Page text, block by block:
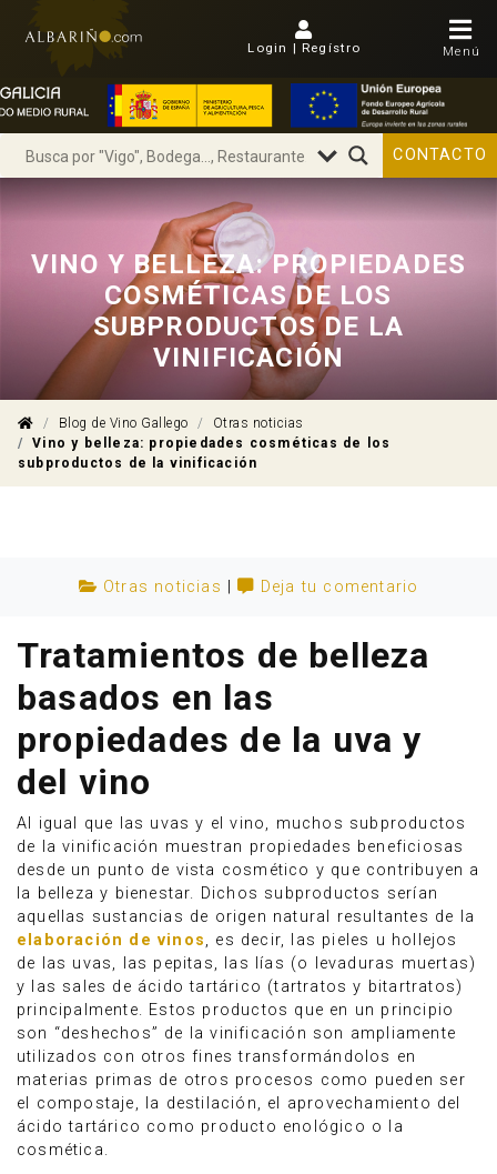
Login | Regístro Menú
Anúnciate
CONTACTO
VINO Y BELLEZA: PROPIEDADES
COSMÉTICAS DE LOS
SUBPRODUCTOS DE LA
VINIFICACIÓN
Blog de Vino Gallego
Otras noticias
Vino y belleza: propiedades cosméticas de los
subproductos de la vinificación
Otras noticias | Deja tu comentario
Tratamientos de belleza
basados en las
propiedades de la uva y
del vino
Al igual que las uvas y el vino, muchos subproductos
de la vinificación muestran propiedades beneficiosas
desde un punto de vista cosmético y que contribuyen a
la belleza y bienestar. Dichos subproductos serían
aquellas sustancias de origen natural resultantes de la
elaboración de vinos, es decir, las pieles u hollejos
de las uvas, las pepitas, las lías (o levaduras muertas)
y las sales de ácido tartárico (tartratos y bitartratos)
principalmente. Estos productos que en un principio
son “deshechos” de la vinificación son ampliamente
utilizados con otros fines transformándolos en
materias primas de otros procesos como pueden ser
el compostaje, la destilación, el aprovechamiento del
ácido tartárico como producto enológico o la
cosmética.